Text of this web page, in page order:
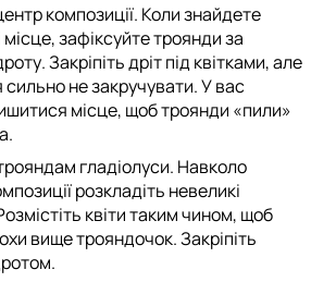
композиції. Коли знайдете
місце, зафіксуйте троянди за
Закріпіть дріт під квітками, але
не закручувати. У вас
місце, щоб троянди «пили»
гладіолуси. Навколо
розкладіть невеликі
квіти таким чином, щоб
вище трояндочок. Закріпіть